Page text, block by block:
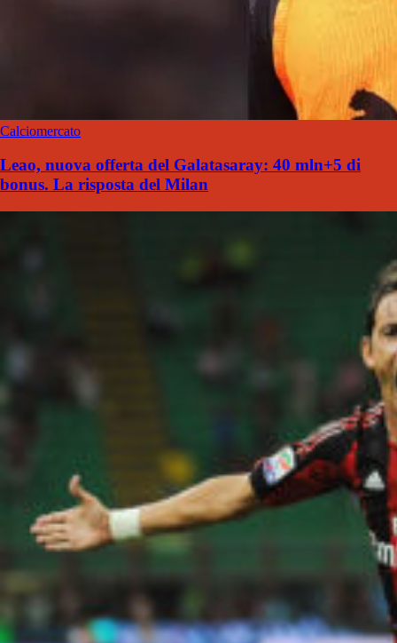
Calciomercato
Leao, nuova offerta del Galatasaray: 40 mln+5 di
bonus. La risposta del Milan